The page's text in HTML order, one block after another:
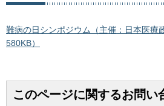
難病の日シンポジウム（主催：日本医療
580KB）
このページに関するお問い